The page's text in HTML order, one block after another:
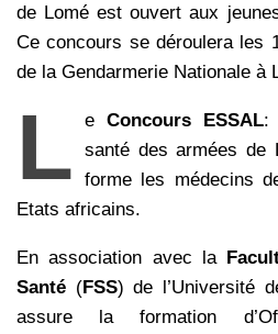
de Lomé est ouvert aux
Ce concours se déroulera les
de la Gendarmerie Nationale à
L e Concours ESSAL:
santé des armées de
forme les médecins
Etats africains.
En association avec la
Santé (FSS) de l’Université
assure la formation